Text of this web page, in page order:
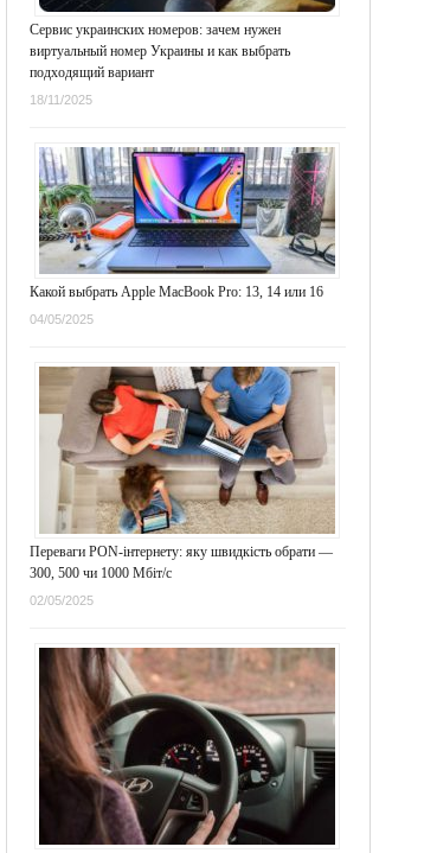
Сервис украинских номеров: зачем нужен
виртуальный номер Украины и как выбрать
подходящий вариант
18/11/2025
Какой выбрать Apple MacBook Pro: 13, 14 или 16
04/05/2025
Переваги PON-інтернету: яку швидкість обрати —
300, 500 чи 1000 Мбіт/с
02/05/2025